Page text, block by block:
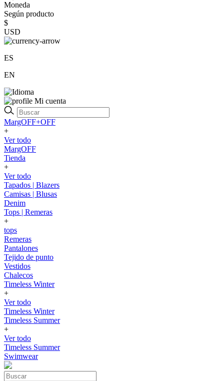
Moneda
Según producto
$
USD
ES
EN
Mi cuenta
MargOFF+OFF
+
Ver todo
MargOFF
Tienda
+
Ver todo
Tapados | Blazers
Camisas | Blusas
Denim
Tops | Remeras
+
tops
Remeras
Pantalones
Tejido de punto
Vestidos
Chalecos
Timeless Winter
+
Ver todo
Timeless Winter
Timeless Summer
+
Ver todo
Timeless Summer
Swimwear